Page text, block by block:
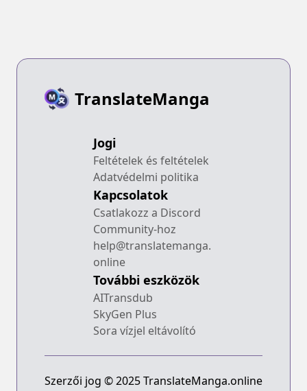
TranslateManga
Jogi
Feltételek és feltételek
Adatvédelmi politika
Kapcsolatok
Csatlakozz a Discord
Community-hoz
help@translatemanga.
online
További eszközök
AITransdub
SkyGen Plus
Sora vízjel eltávolító
Szerzői jog © 2025 TranslateManga.online